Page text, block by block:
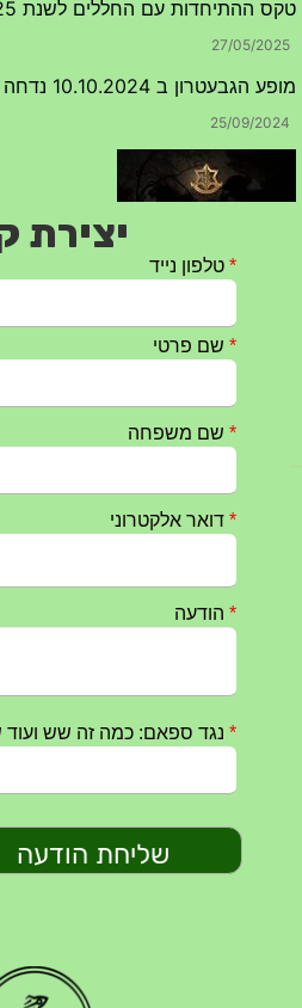
מופע הגבעטרון ב 10.10.2024 נדחה בשל המצב הבטחוני
חרבות ברזל – הודעה 1 – 14.10.2023
14/10/2023
07/09/2023
מפגש דורות גדוד 50 – 12/9/2023 – הרשמה
יצירת